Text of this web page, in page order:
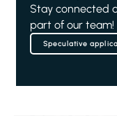
Stay connected
part of our team!
Speculative